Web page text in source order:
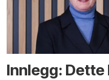
Innlegg: